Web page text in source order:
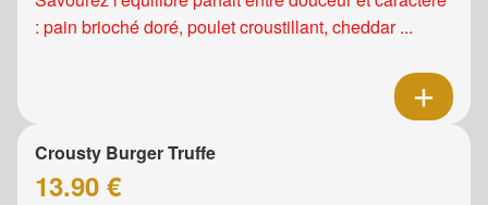
: pain brioché doré, poulet croustillant, cheddar ...
Crousty Burger Truffe
13.90 €